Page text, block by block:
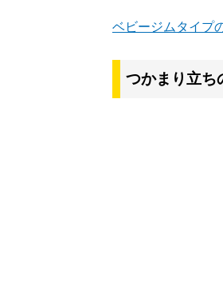
ベビージムタイプ
つかまり立ち